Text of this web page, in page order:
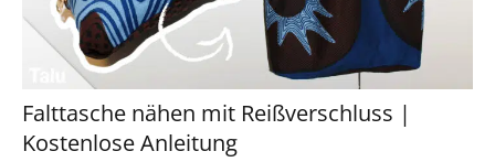
Falttasche nähen mit Reißverschluss |
Kostenlose Anleitung